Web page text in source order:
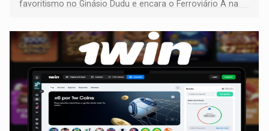
favoritismo no Ginásio Dudu e encara o Ferroviário A na